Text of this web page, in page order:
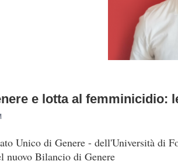
e lotta al femminicidio:
Unico di Genere - dell'Università di
nuovo Bilancio di Genere